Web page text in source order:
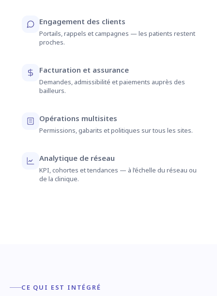
Engagement des clients
Portails, rappels et campagnes — les patients restent
proches.
Facturation et assurance
Demandes, admissibilité et paiements auprès des
bailleurs.
Opérations multisites
Permissions, gabarits et politiques sur tous les sites.
Analytique de réseau
KPI, cohortes et tendances — à l’échelle du réseau ou
de la clinique.
CE QUI EST INTÉGRÉ